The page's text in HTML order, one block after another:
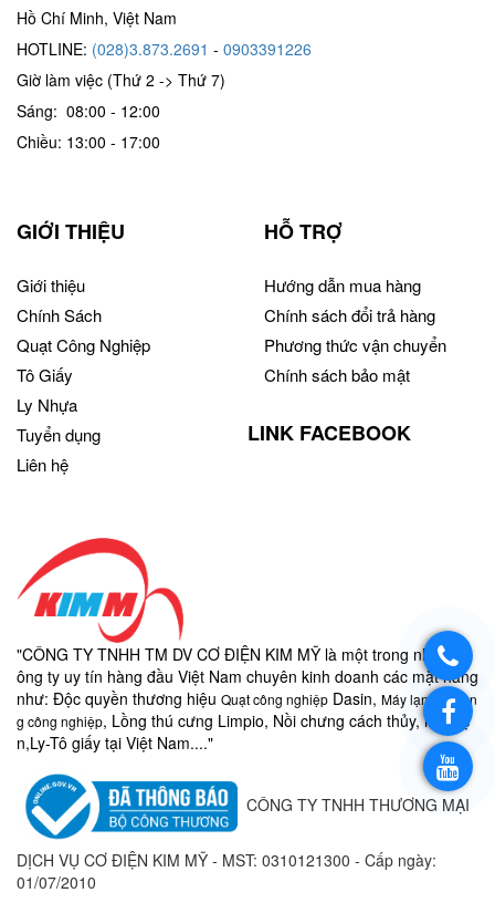
Hồ Chí Minh, Việt Nam
HOTLINE: (028)3.873.2691 - 0903391226
Giờ làm việc (Thứ 2 -> Thứ 7)
Sáng: 08:00 - 12:00
Chiều: 13:00 - 17:00
GIỚI THIỆU
Giới thiệu
Chính Sách
Quạt Công Nghiệp
Tô Giấy
Ly Nhựa
Tuyển dụng
Liên hệ
HỖ TRỢ
Hướng dẫn mua hàng
Chính sách đổi trả hàng
Phương thức vận chuyển
Chính sách bảo mật
LINK FACEBOOK
"CÔNG TY TNHH TM DV CƠ ĐIỆN KIM MỸ là một trong những c
ông ty uy tín hàng đầu Việt Nam chuyên kinh doanh các mặt hàng
như: Độc quyền thương hiệu Quạt công nghiệp Dasin, Máy lạnh di độn
g công nghiệp, Lồng thú cưng Limpio, Nồi chưng cách thủy, nồi điệ
n,Ly-Tô giấy tại Việt Nam...."
CÔNG TY TNHH THƯƠNG MẠI
DỊCH VỤ CƠ ĐIỆN KIM MỸ - MST: 0310121300 - Cấp ngày:
01/07/2010
https://www.youtube.com/channel/UCYvT5obcI5AqSFS-
0kdGxwA